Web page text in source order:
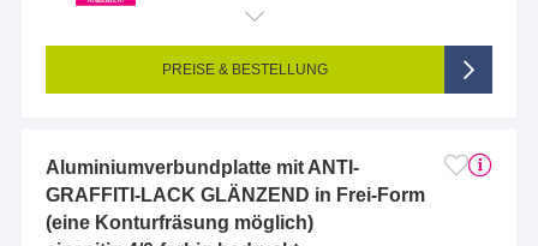
Endformat (bedruckte Fläche): 10 x 10 cm
Seitigkeit: 1-seitig (Vorderseite bedruckt, Rückseite unbedruckt)
4/0-farbig CMYK (vollfarbig bedruckt)
PREISE & BESTELLUNG
Aluminiumverbundplatte mit ANTI-
GRAFFITI-LACK GLÄNZEND in Frei-Form
(eine Konturfräsung möglich)